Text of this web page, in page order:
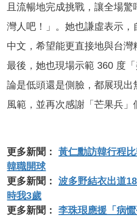
且流暢地完成挑戰，讓全場驚
灣人吧！」。她也謙虛表示，
中文，希望能更直接地與台灣
最後，她也現場示範 360 度
論是低頭還是側臉，都展現出
風範，並再次感謝「芒果兵」
更多新聞：黃仁勳訪韓行程
韓職開球
更多新聞：波多野結衣出道
時我3歲
更多新聞：李珠珢應援「病